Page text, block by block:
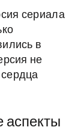
сериала
в
не
аспекты